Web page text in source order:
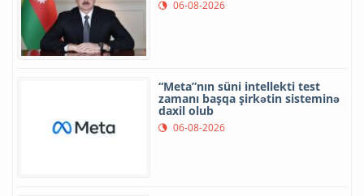
06-08-2026
“Meta”nın süni intellekti test
zamanı başqa şirkətin sisteminə
daxil olub
06-08-2026